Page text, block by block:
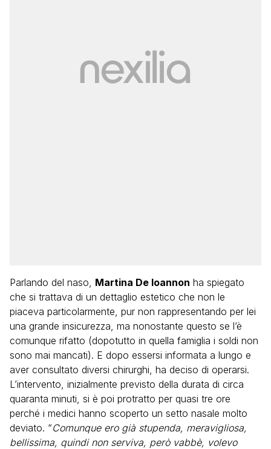
Parlando del naso, Martina De Ioannon ha spiegato
che si trattava di un dettaglio estetico che non le
piaceva particolarmente, pur non rappresentando per lei
una grande insicurezza, ma nonostante questo se l’è
comunque rifatto (dopotutto in quella famiglia i soldi non
sono mai mancati). E dopo essersi informata a lungo e
aver consultato diversi chirurghi, ha deciso di operarsi.
L’intervento, inizialmente previsto della durata di circa
quaranta minuti, si è poi protratto per quasi tre ore
perché i medici hanno scoperto un setto nasale molto
deviato. “Comunque ero già stupenda, meravigliosa,
bellissima, quindi non serviva, però vabbè, volevo